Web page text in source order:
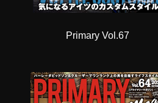
Primary Vol.67